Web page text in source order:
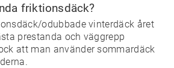
friktionsdäck?
odubbade vinterdäck året
prestanda och väggrepp
att man använder sommardäck